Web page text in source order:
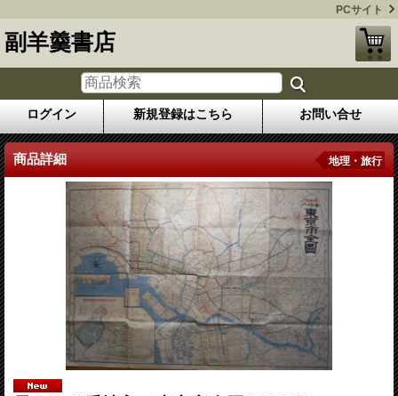
PCサイト
副羊羹書店
ログイン 新規登録はこちら お問い合せ
商品詳細 地理・旅行